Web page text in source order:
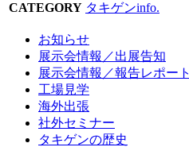
CATEGORY タキゲンinfo.
お知らせ
展示会情報／出展告知
展示会情報／報告レポート
工場見学
海外出張
社外セミナー
タキゲンの歴史